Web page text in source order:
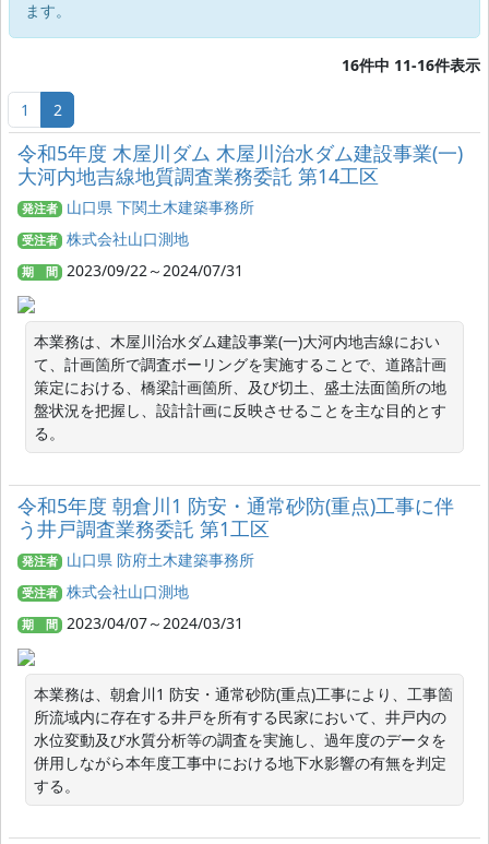
ます。
16件中 11-16件表示
1 2
令和5年度 木屋川ダム 木屋川治水ダム建設事業(一)
大河内地吉線地質調査業務委託 第14工区
発注者 山口県 下関土木建築事務所
受注者 株式会社山口測地
期 間 2023/09/22～2024/07/31
本業務は、木屋川治水ダム建設事業(一)大河内地吉線におい
て、計画箇所で調査ボーリングを実施することで、道路計画
策定における、橋梁計画箇所、及び切土、盛土法面箇所の地
盤状況を把握し、設計計画に反映させることを主な目的とす
令和5年度 朝倉川1 防安・通常砂防(重点)工事に伴
う井戸調査業務委託 第1工区
発注者 山口県 防府土木建築事務所
受注者 株式会社山口測地
期 間 2023/04/07～2024/03/31
本業務は、朝倉川1 防安・通常砂防(重点)工事により、工事箇
所流域内に存在する井戸を所有する民家において、井戸内の
水位変動及び水質分析等の調査を実施し、過年度のデータを
併用しながら本年度工事中における地下水影響の有無を判定
する。